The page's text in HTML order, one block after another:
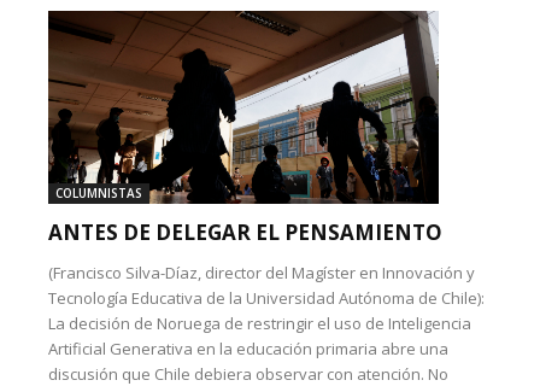
COLUMNISTAS
ANTES DE DELEGAR EL PENSAMIENTO
(Francisco Silva-Díaz, director del Magíster en Innovación y
Tecnología Educativa de la Universidad Autónoma de Chile):
La decisión de Noruega de restringir el uso de Inteligencia
Artificial Generativa en la educación primaria abre una
discusión que Chile debiera observar con atención. No